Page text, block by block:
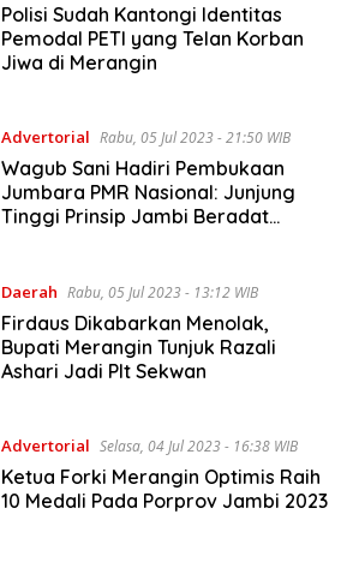
Polisi Sudah Kantongi Identitas
Pemodal PETI yang Telan Korban
Jiwa di Merangin
Advertorial Rabu, 05 Jul 2023 - 21:50 WIB
Wagub Sani Hadiri Pembukaan
Jumbara PMR Nasional: Junjung
Tinggi Prinsip Jambi Beradat
Daerah Rabu, 05 Jul 2023 - 13:12 WIB
Firdaus Dikabarkan Menolak,
Bupati Merangin Tunjuk Razali
Ashari Jadi Plt Sekwan
Advertorial Selasa, 04 Jul 2023 - 16:38 WIB
Ketua Forki Merangin Optimis Raih
10 Medali Pada Porprov Jambi 2023